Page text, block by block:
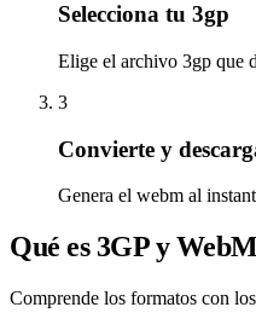
Selecciona tu 3gp
Elige el archivo 3gp que
3
Convierte y
Genera el webm al
Qué es 3GP y WebM
Comprende los formatos con